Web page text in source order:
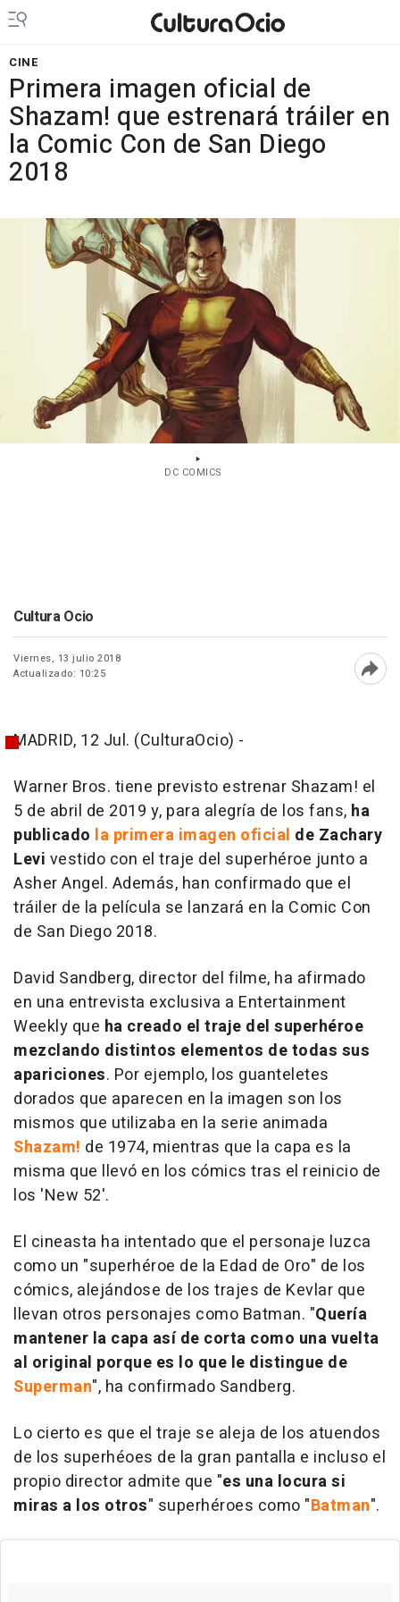
CINE
Primera imagen oficial de
Shazam! que estrenará tráiler en
la Comic Con de San Diego
2018
DC COMICS
Cultura Ocio
Viernes, 13 julio 2018
Actualizado: 10:25
MADRID, 12 Jul. (CulturaOcio) -
Warner Bros. tiene previsto estrenar Shazam! el
5 de abril de 2019 y, para alegría de los fans, ha
publicado la primera imagen oficial de Zachary
Levi vestido con el traje del superhéroe junto a
Asher Angel. Además, han confirmado que el
tráiler de la película se lanzará en la Comic Con
de San Diego 2018.
David Sandberg, director del filme, ha afirmado
en una entrevista exclusiva a Entertainment
Weekly que ha creado el traje del superhéroe
mezclando distintos elementos de todas sus
apariciones. Por ejemplo, los guanteletes
dorados que aparecen en la imagen son los
mismos que utilizaba en la serie animada
Shazam! de 1974, mientras que la capa es la
misma que llevó en los cómics tras el reinicio de
los 'New 52'.
El cineasta ha intentado que el personaje luzca
como un "superhéroe de la Edad de Oro" de los
cómics, alejándose de los trajes de Kevlar que
llevan otros personajes como Batman. "Quería
mantener la capa así de corta como una vuelta
al original porque es lo que le distingue de
Superman", ha confirmado Sandberg.
Lo cierto es que el traje se aleja de los atuendos
de los superhéoes de la gran pantalla e incluso el
propio director admite que "es una locura si
miras a los otros" superhéroes como "Batman".